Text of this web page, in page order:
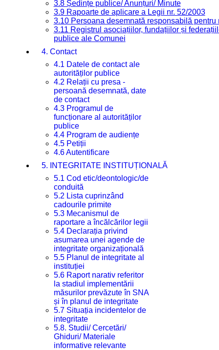
3.8 Ședințe publice/ Anunțuri/ Minute
3.9 Rapoarte de aplicare a Legii nr. 52/2003
3.10 Persoana desemnată responsabilă
3.11 Registrul asociațiilor, fundațiilor și
publice ale Comunei
4. Contact
4.1 Datele de contact ale
autorităților publice
4.2 Relații cu presa -
persoană desemnată, date
de contact
4.3 Programul de
funcționare al autorităților
publice
4.4 Program de audiențe
4.5 Petiții
4.6 Autentificare
5. INTEGRITATE INSTITUȚIONALĂ
5.1 Cod etic/deontologic/de
conduită
5.2 Lista cuprinzând
cadourile primite
5.3 Mecanismul de
raportare a încălcărilor legii
5.4 Declarația privind
asumarea unei agende de
integritate organizațională
5.5 Planul de integritate al
instituției
5.6 Raport narativ referitor
la stadiul implementării
măsurilor prevăzute în SNA
și în planul de integritate
5.7 Situația incidentelor de
integritate
5.8. Studii/ Cercetări/
Ghiduri/ Materiale
informative relevante